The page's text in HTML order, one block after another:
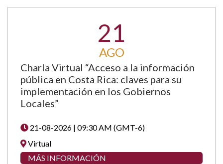
21
AGO
Charla Virtual “Acceso a la información
pública en Costa Rica: claves para su
implementación en los Gobiernos
Locales”
21-08-2026 | 09:30 AM (GMT-6)
Virtual
MÁS INFORMACIÓN